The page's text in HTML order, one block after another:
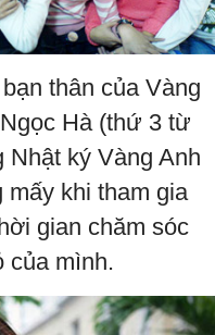
thân của Vàng
Hà (thứ 3 từ
Nhật ký Vàng Anh
mấy khi tham gia
gian chăm sóc
của mình.